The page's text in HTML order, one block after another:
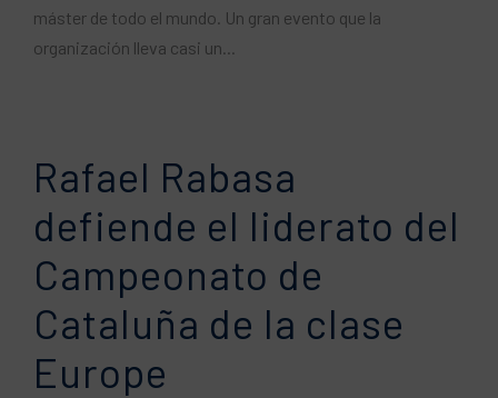
máster de todo el mundo. Un gran evento que la
organización lleva casi un...
Rafael Rabasa
defiende el liderato del
Campeonato de
Cataluña de la clase
Europe